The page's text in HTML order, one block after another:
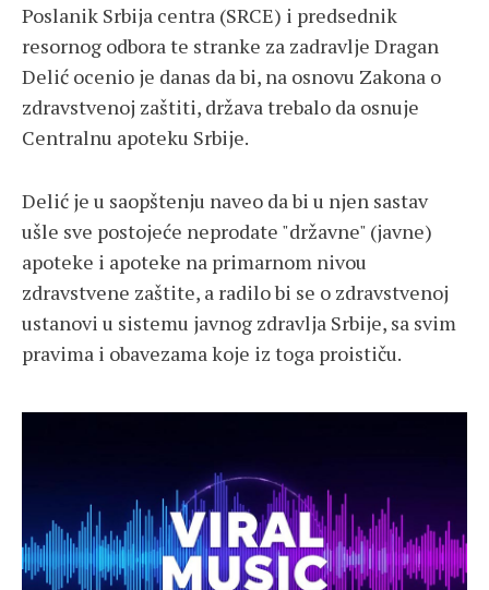
Poslanik Srbija centra (SRCE) i predsednik
resornog odbora te stranke za zadravlje Dragan
Delić ocenio je danas da bi, na osnovu Zakona o
zdravstvenoj zaštiti, država trebalo da osnuje
Centralnu apoteku Srbije.
Delić je u saopštenju naveo da bi u njen sastav
ušle sve postojeće neprodate "državne" (javne)
apoteke i apoteke na primarnom nivou
zdravstvene zaštite, a radilo bi se o zdravstvenoj
ustanovi u sistemu javnog zdravlja Srbije, sa svim
pravima i obavezama koje iz toga proističu.